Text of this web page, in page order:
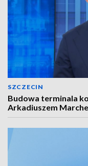
SZCZECIN
Budowa terminala
Arkadiuszem